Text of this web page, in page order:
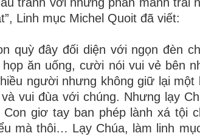
Linh mục Michel Quoit đã viết:
quỳ đây đối diện với ngọn đèn
ăn uống, cười nói vui vẻ bên
người nhưng không giữ lại một
vui đùa với chúng. Nhưng lạy
giơ tay ban phép lành xá tội
mà thôi… Lạy Chúa, làm linh